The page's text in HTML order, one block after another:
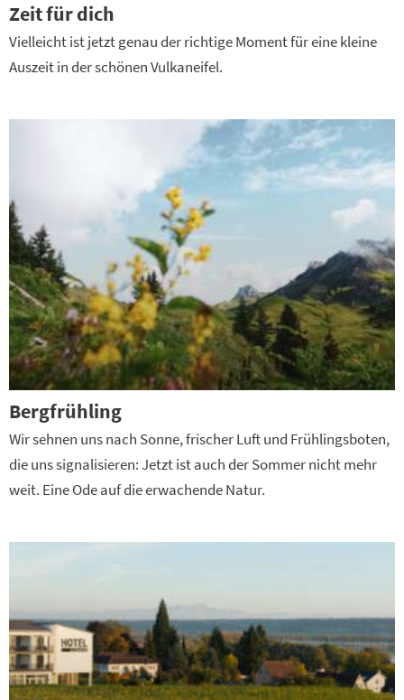
Zeit für dich
Vielleicht ist jetzt genau der richtige Moment für eine kleine
Auszeit in der schönen Vulkaneifel.
Bergfrühling
Wir sehnen uns nach Sonne, frischer Luft und Frühlingsboten,
die uns signalisieren: Jetzt ist auch der Sommer nicht mehr
weit. Eine Ode auf die erwachende Natur.